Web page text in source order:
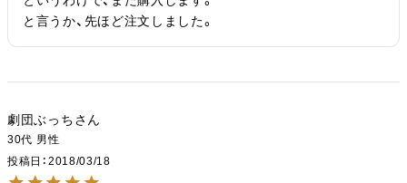
と言うか、先ほど注文しました。
劇団ぶっち
30代 男性
投稿日
2018/03/18